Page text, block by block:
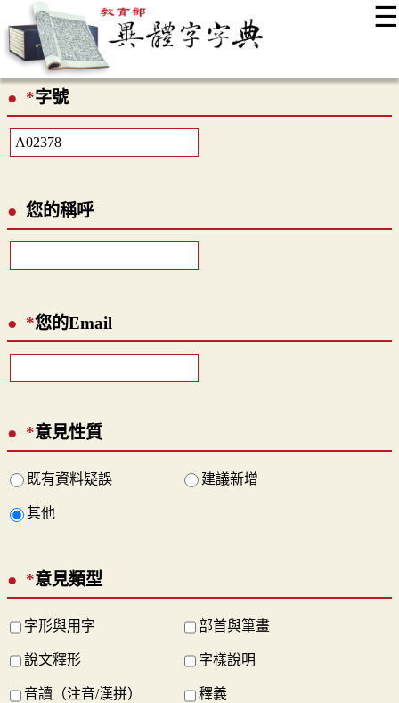
☰
最新消息
*字號
您的稱呼
*您的Email
*意見性質
既有資料疑誤 建議新增
其他
*意見類型
字形與用字 部首與筆畫
說文釋形 字樣說明
音讀（注音/漢拼） 釋義